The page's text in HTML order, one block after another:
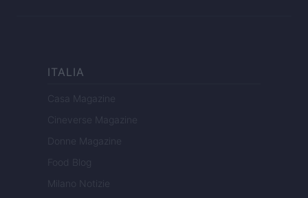
ITALIA
Casa Magazine
Cineverse Magazine
Donne Magazine
Food Blog
Milano Notizie